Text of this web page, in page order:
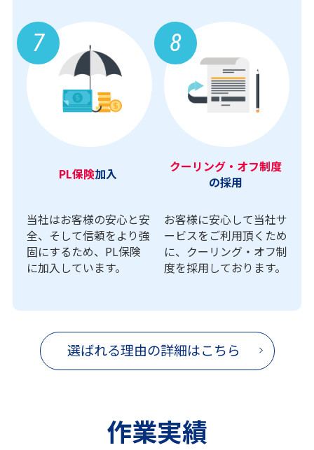
7
PL保険加入
当社はお客様の安心と安
全、そして信頼をより強
固にするため、PL保険
に加入しています。
8
クーリング・オフ制度
の採用
お客様に安心して当社サ
ービスをご利用頂くため
に、クーリング・オフ制
度を採用しております。
選ばれる理由の詳細はこちら
作業実績